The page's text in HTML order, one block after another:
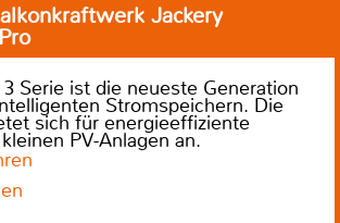
Jackery
Serie ist die neueste Generation
Stromspeichern. Die
sich für energieeffiziente
PV-Anlagen an.